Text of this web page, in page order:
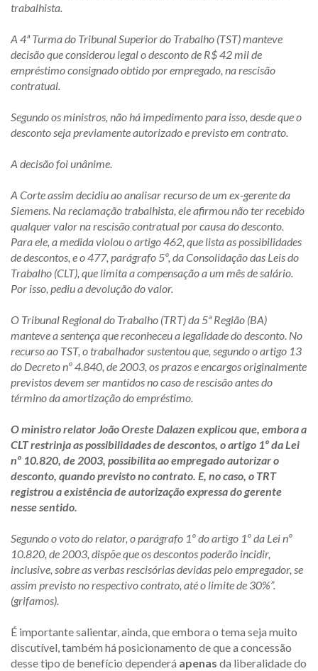
trabalhista.
A 4ª Turma do Tribunal Superior do Trabalho (TST) manteve
decisão que considerou legal o desconto de R$ 42 mil de
empréstimo consignado obtido por empregado, na rescisão
contratual.
Segundo os ministros, não há impedimento para isso, desde que o
desconto seja previamente autorizado e previsto em contrato.
A decisão foi unânime.
A Corte assim decidiu ao analisar recurso de um ex-gerente da
Siemens. Na reclamação trabalhista, ele afirmou não ter recebido
qualquer valor na rescisão contratual por causa do desconto.
Para ele, a medida violou o artigo 462, que lista as possibilidades
de descontos, e o 477, parágrafo 5º, da Consolidação das Leis do
Trabalho (CLT), que limita a compensação a um mês de salário.
Por isso, pediu a devolução do valor.
O Tribunal Regional do Trabalho (TRT) da 5ª Região (BA)
manteve a sentença que reconheceu a legalidade do desconto. No
recurso ao TST, o trabalhador sustentou que, segundo o artigo 13
do Decreto nº 4.840, de 2003, os prazos e encargos originalmente
previstos devem ser mantidos no caso de rescisão antes do
término da amortização do empréstimo.
O ministro relator João Oreste Dalazen explicou que, embora a
CLT restrinja as possibilidades de descontos, o artigo 1º da Lei
nº 10.820, de 2003, possibilita ao empregado autorizar o
desconto, quando previsto no contrato. E, no caso, o TRT
registrou a existência de autorização expressa do gerente
nesse sentido.
Segundo o voto do relator, o parágrafo 1º do artigo 1º da Lei nº
10.820, de 2003, dispõe que os descontos poderão incidir,
inclusive, sobre as verbas rescisórias devidas pelo empregador, se
assim previsto no respectivo contrato, até o limite de 30%”.
(grifamos).
É importante salientar, ainda, que embora o tema seja muito
discutível, também há posicionamento de que a concessão
desse tipo de benefício dependerá apenas da liberalidade do